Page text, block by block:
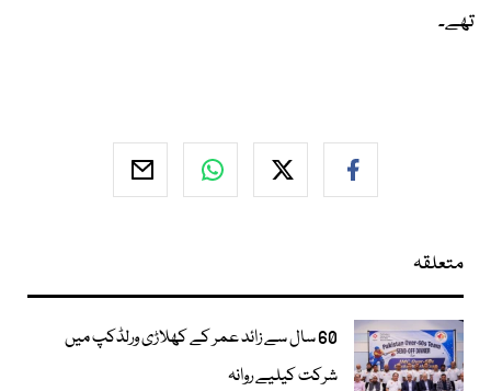
تھے۔
متعلقہ
60 سال سے زائد عمر کے کھلاڑی ورلڈکپ میں
شرکت کیلیے روانہ